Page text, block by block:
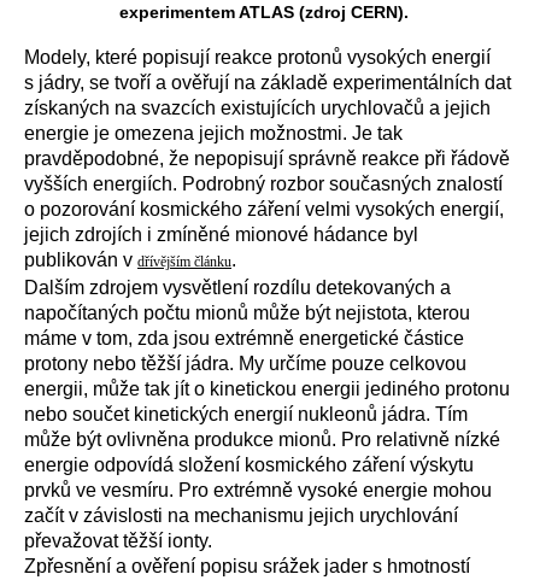
experimentem ATLAS (zdroj CERN).
Modely, které popisují reakce protonů vysokých energií
s jádry, se tvoří a ověřují na základě experimentálních dat
získaných na svazcích existujících urychlovačů a jejich
energie je omezena jejich možnostmi. Je tak
pravděpodobné, že nepopisují správně reakce při řádově
vyšších energiích. Podrobný rozbor současných znalostí
o pozorování kosmického záření velmi vysokých energií,
jejich zdrojích i zmíněné mionové hádance byl
publikován v dřívějším článku.
Dalším zdrojem vysvětlení rozdílu detekovaných a
napočítaných počtu mionů může být nejistota, kterou
máme v tom, zda jsou extrémně energetické částice
protony nebo těžší jádra. My určíme pouze celkovou
energii, může tak jít o kinetickou energii jediného protonu
nebo součet kinetických energií nukleonů jádra. Tím
může být ovlivněna produkce mionů. Pro relativně nízké
energie odpovídá složení kosmického záření výskytu
prvků ve vesmíru. Pro extrémně vysoké energie mohou
začít v závislosti na mechanismu jejich urychlování
převažovat těžší ionty.
Zpřesnění a ověření popisu srážek jader s hmotností